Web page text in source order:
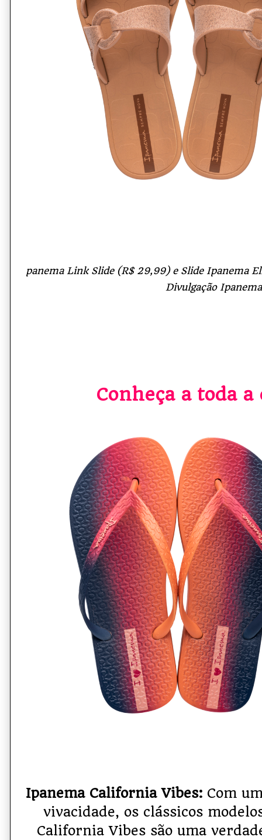
panema Link Slide (R$ 29,99) e Slide Ipanema
Divulgação Ipanema
Conheça a toda a
Ipanema California Vibes: Com
vivacidade, os clássicos
California Vibes são uma